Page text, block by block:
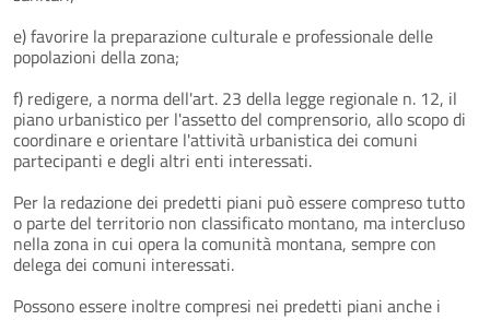
e) favorire la preparazione culturale e professionale delle
popolazioni della zona;
f) redigere, a norma dell'art. 23 della legge regionale n. 12, il
piano urbanistico per l'assetto del comprensorio, allo scopo di
coordinare e orientare l'attività urbanistica dei comuni
partecipanti e degli altri enti interessati.
Per la redazione dei predetti piani può essere compreso tutto
o parte del territorio non classificato montano, ma intercluso
nella zona in cui opera la comunità montana, sempre con
delega dei comuni interessati.
Possono essere inoltre compresi nei predetti piani anche i